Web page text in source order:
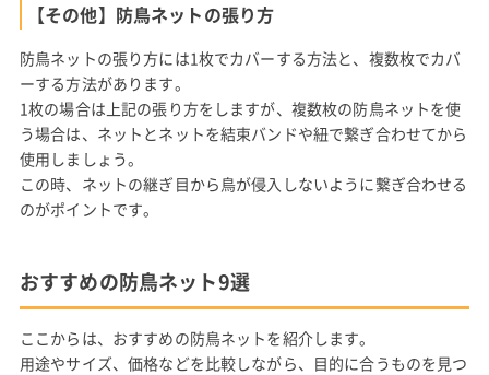
【その他】防鳥ネットの張り方
防鳥ネットの張り方には1枚でカバーする方法と、複数枚でカバ
ーする方法があります。
1枚の場合は上記の張り方をしますが、複数枚の防鳥ネットを使
う場合は、ネットとネットを結束バンドや紐で繋ぎ合わせてから
使用しましょう。
この時、ネットの継ぎ目から鳥が侵入しないように繋ぎ合わせる
のがポイントです。
おすすめの防鳥ネット9選
ここからは、おすすめの防鳥ネットを紹介します。
用途やサイズ、価格などを比較しながら、目的に合うものを見つ